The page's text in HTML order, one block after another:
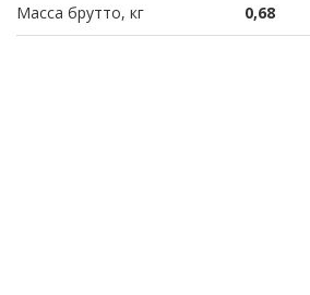
Масса брутто, кг 0,68